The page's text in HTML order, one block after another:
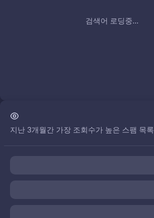
검색어 로딩중...
지난 3개월간 가장 조회수가 높은 스팸 목록